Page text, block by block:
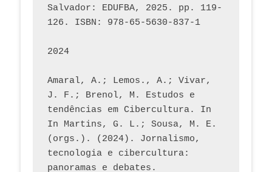
Salvador: EDUFBA, 2025. pp. 119-
126. ISBN: 978-65-5630-837-1
2024
Amaral, A.; Lemos., A.; Vivar,
J. F.; Brenol, M. Estudos e
tendências em Cibercultura. In
In Martins, G. L.; Sousa, M. E.
(orgs.). (2024). Jornalismo,
tecnologia e cibercultura:
panoramas e debates.